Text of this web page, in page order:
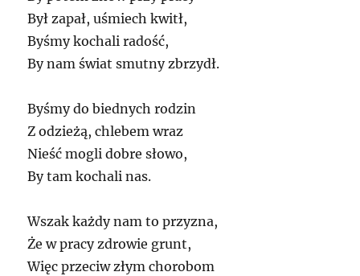
Był zapał, uśmiech kwitł,
Byśmy kochali radość,
By nam świat smutny zbrzydł.
Byśmy do biednych rodzin
Z odzieżą, chlebem wraz
Nieść mogli dobre słowo,
By tam kochali nas.
Wszak każdy nam to przyzna,
Że w pracy zdrowie grunt,
Więc przeciw złym chorobom